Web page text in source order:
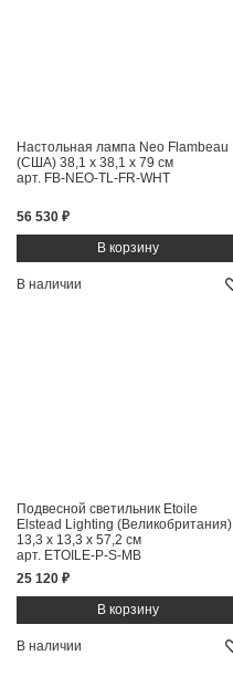
Настольная лампа Neo Flambeau
(США) 38,1 x 38,1 x 79 см
арт. FB-NEO-TL-FR-WHT
56 530 ₽
В наличии
Подвесной светильник Etoile
Elstead Lighting (Великобритания)
13,3 x 13,3 x 57,2 см
арт. ETOILE-P-S-MB
25 120 ₽
В наличии